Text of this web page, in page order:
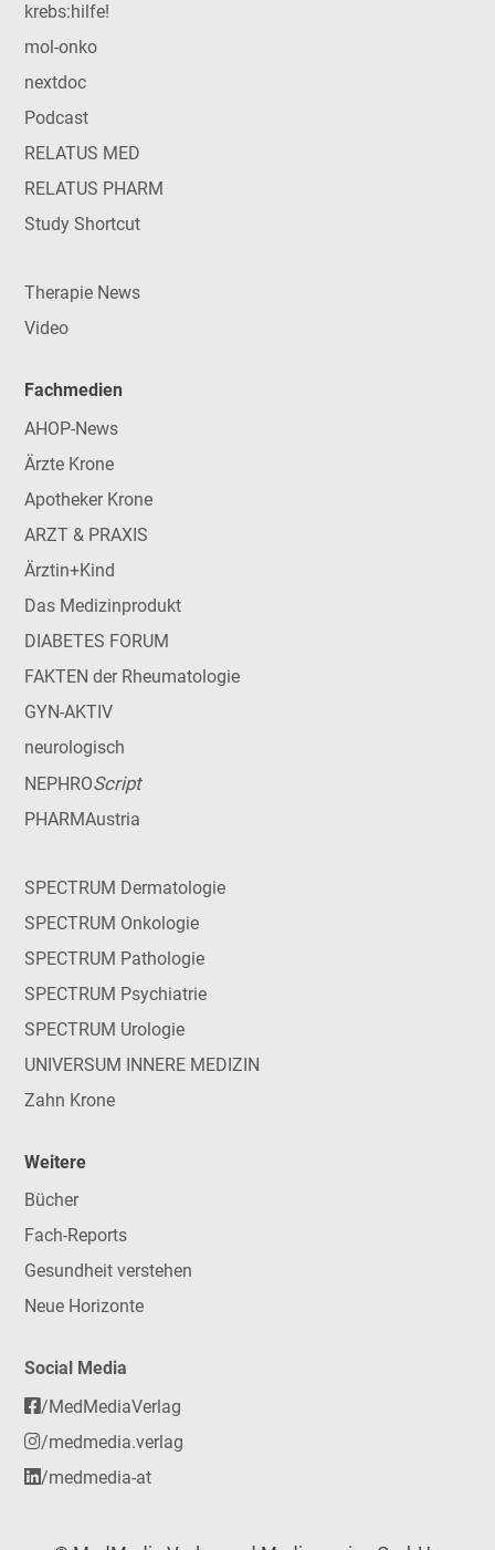
krebs:hilfe!
mol-onko
nextdoc
Podcast
RELATUS MED
RELATUS PHARM
Study Shortcut
Therapie News
Video
Fachmedien
AHOP-News
Ärzte Krone
Apotheker Krone
ARZT & PRAXIS
Ärztin+Kind
Das Medizinprodukt
DIABETES FORUM
FAKTEN der Rheumatologie
GYN-AKTIV
neurologisch
NEPHROScript
PHARMAustria
SPECTRUM Dermatologie
SPECTRUM Onkologie
SPECTRUM Pathologie
SPECTRUM Psychiatrie
SPECTRUM Urologie
UNIVERSUM INNERE MEDIZIN
Zahn Krone
Weitere
Bücher
Fach-Reports
Gesundheit verstehen
Neue Horizonte
Social Media
/MedMediaVerlag
/medmedia.verlag
/medmedia-at